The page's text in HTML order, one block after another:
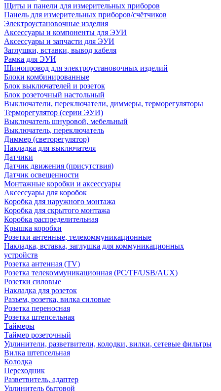
Щиты и панели для измерительных приборов
Панель для измерительных приборов/счётчиков
Электроустановочные изделия
Аксессуары и компоненты для ЭУИ
Аксессуары и запчасти для ЭУИ
Заглушки, вставки, вывод кабеля
Рамка для ЭУИ
Шинопровод для электроустановочных изделий
Блоки комбинированные
Блок выключателей и розеток
Блок розеточный настольный
Выключатели, переключатели, диммеры, терморегуляторы
Терморегулятор (серии ЭУИ)
Выключатель шнуровой, мебельный
Выключатель, переключатель
Диммер (светорегулятор)
Накладка для выключателя
Датчики
Датчик движения (присутствия)
Датчик освещенности
Монтажные коробки и аксессуары
Аксессуары для коробок
Коробка для наружного монтажа
Коробка для скрытого монтажа
Коробка распределительная
Крышка коробки
Розетки антенные, телекоммуникационные
Накладка, вставка, заглушка для коммуникационных
устройств
Розетка антенная (TV)
Розетка телекоммуникационная (PC/TF/USB/AUX)
Розетки силовые
Накладка для розеток
Разъем, розетка, вилка силовые
Розетка переносная
Розетка штепсельная
Таймеры
Таймер розеточный
Удлинители, разветвители, колодки, вилки, сетевые фильтры
Вилка штепсельная
Колодка
Переходник
Разветвитель, адаптер
Удлинитель бытовой